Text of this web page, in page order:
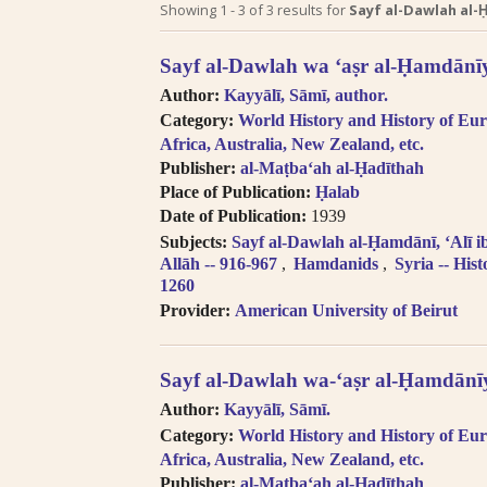
Search tips in Arabic
Searches you perform on this
descriptive information about
and Arabic, but not the full texts of
searching technologies for Arabic
to introduce full-text searching.
Books in multi-volume works
search results. In the book viewer,
titles” to read the other volumes.
Click on hyper-linked metadata
the same category.
theLOC transliteration system
Pronunciation follows Modern
Diacritical vowels are
i.e. Ḥajjāj = Hajjaj.
Try searching places by
Cairo, Qahira, Qahirah, Tehran,
Try searching places in English,
Showing 1 -3 of3 results for Sayf al-Dawlah al-
Sayf al-Dawlah wa ʻaṣr al-
Author: Kayyālī, Sāmī, author.
Category: World History and History of
Africa, Australia, New Zealand, etc.
Publisher: al-Maṭbaʻah al-Ḥadīthah
Place of Publication: Ḥalab
Date of Publication: 1939
Subjects: Sayf al-Dawlah al-Ḥamdānī, ʻAlī
Allāh -- 916-967
Hamdanids
Syria --
1260
Provider: American University of Beirut
Sayf al-Dawlah wa-ʻaṣr al-
Author: Kayyālī, Sāmī.
Category: World History and History of
Africa, Australia, New Zealand, etc.
Publisher: al-Maṭbaʻah al-Ḥadīthah